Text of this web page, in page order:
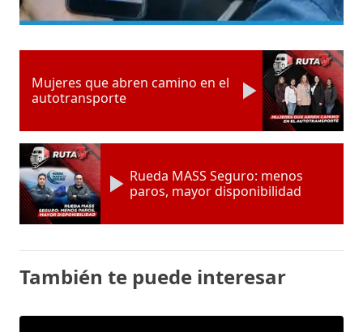
Mujeres que abren camino en el
autotransporte
Rueda MASS Seguro: menos
paros, mayor disponibilidad
También te puede interesar